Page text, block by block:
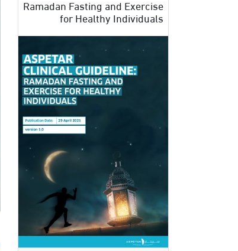
Ramadan Fasting and Exercise
for Healthy Individuals